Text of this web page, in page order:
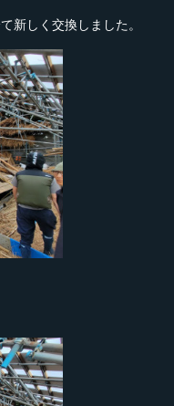
新しく交換しました。